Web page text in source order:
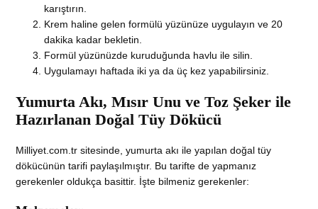
karıştırın.
Krem haline gelen formülü yüzünüze uygulayın ve 20
dakika kadar bekletin.
Formül yüzünüzde kuruduğunda havlu ile silin.
Uygulamayı haftada iki ya da üç kez yapabilirsiniz.
Yumurta Akı, Mısır Unu ve Toz Şeker ile
Hazırlanan Doğal Tüy Dökücü
Milliyet.com.tr sitesinde, yumurta akı ile yapılan doğal tüy
dökücünün tarifi paylaşılmıştır. Bu tarifte de yapmanız
gerekenler oldukça basittir. İşte bilmeniz gerekenler: